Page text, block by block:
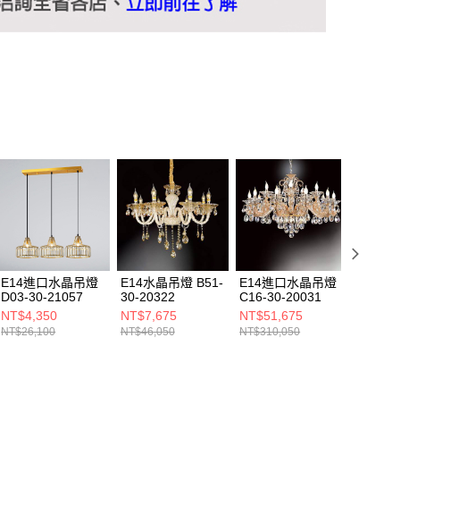
E14進口水晶吊燈
D03-30-21057
NT$4,350
NT$26,100
E14水晶吊燈 B51-
30-20322
NT$7,675
NT$46,050
E14進口水晶吊燈
C16-30-20031
NT$51,675
NT$310,050